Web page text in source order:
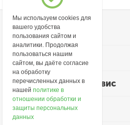
Моя учетная запись
Информация
Покупательский сервис
Контакты
Мы используем cookies для
вашего удобства
пользования сайтом и
аналитики. Продолжая
пользоваться нашим
сайтом, вы даёте согласие
на обработку
перечисленных данных в
нашейполитике в
отношении обработки и
защиты персональных
данных